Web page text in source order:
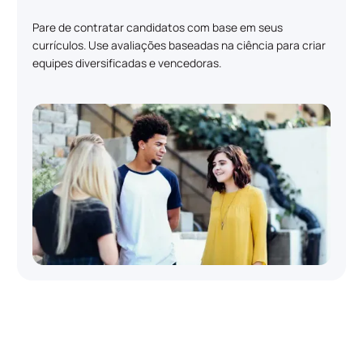
Pare de contratar candidatos com base em seus
currículos. Use avaliações baseadas na ciência para criar
equipes diversificadas e vencedoras.